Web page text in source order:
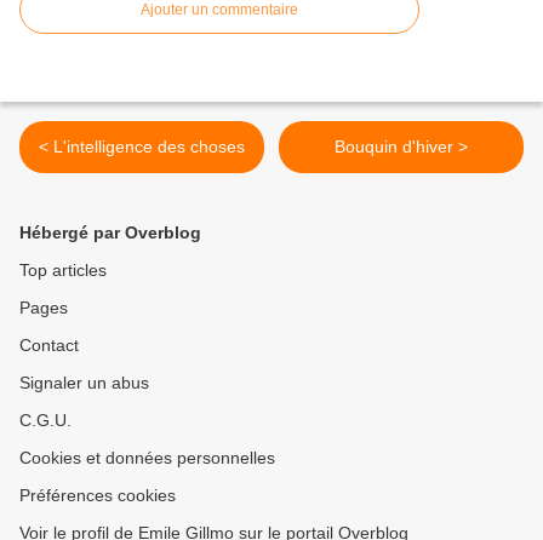
Ajouter un commentaire
< L'intelligence des choses Bouquin d'hiver >
Hébergé par Overblog
Top articles
Pages
Contact
Signaler un abus
C.G.U.
Cookies et données personnelles
Préférences cookies
Voir le profil de Emile Gillmo sur le portail Overblog